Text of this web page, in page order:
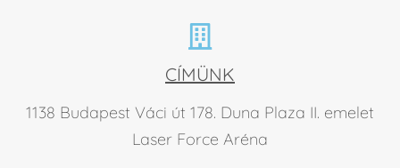
CÍMÜNK
1138 Budapest Váci út 178. Duna Plaza II. emelet
Laser Force Aréna